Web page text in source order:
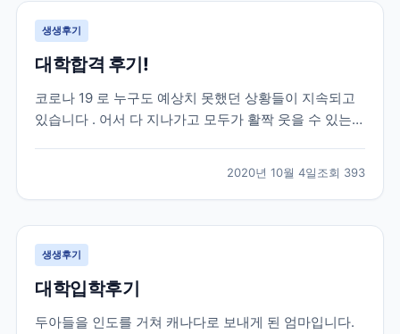
생생후기
대학합격 후기!
코로나 19 로 누구도 예상치 못했던 상황들이 지속되고
있습니다 . 어서 다 지나가고 모두가 활짝 웃을 수 있는
들이 제 후기를 통해 결정하시는 데 조금이나마 도움이
되길 바라는 마음에 글을 올려 봅니다 . 제...
2020년 10월 4일조회 393
생생후기
대학입학후기
두아들을 인도를 거쳐 캐나다로 보내게 된 엄마입니다.